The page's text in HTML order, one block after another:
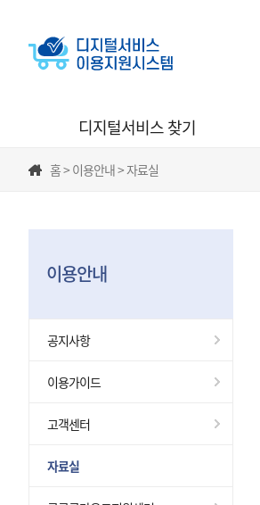
디지털서비스 찾기
홈 > 이용안내 > 자료실
이용안내
공지사항
이용가이드
고객센터
자료실